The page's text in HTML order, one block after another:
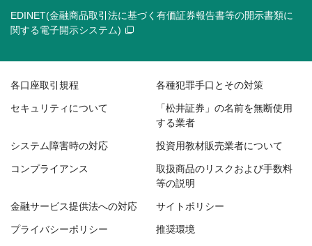
EDINET(金融商品取引法に基づく有価証券報告書等の開示書類に
関する電子開示システム)
各口座取引規程 各種犯罪手口とその対策
セキュリティについて
「松井証券」の名前を無断使用
する業者
システム障害時の対応 投資用教材販売業者について
コンプライアンス
取扱商品のリスクおよび手数料
等の説明
金融サービス提供法への対応 サイトポリシー
プライバシーポリシー 推奨環境